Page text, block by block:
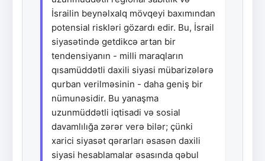
İsrailin beynəlxalq mövqeyi baxımından
potensial riskləri gözardı edir. Bu, İsrail
siyasətində getdikcə artan bir
tendensiyanın - milli maraqların
qısamüddətli daxili siyasi mübarizələrə
qurban verilməsinin - daha geniş bir
nümunəsidir. Bu yanaşma
uzunmüddətli iqtisadi və sosial
davamlılığa zərər verə bilər; çünki
xarici siyasət qərarları əsasən daxili
siyasi hesablamalar əsasında qəbul